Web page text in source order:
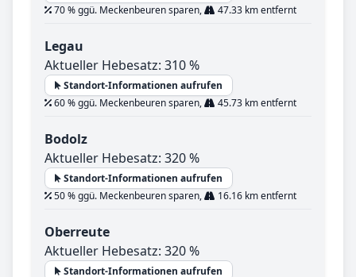
70 % ggü. Meckenbeuren sparen,
47.33 km entfernt
Legau
Aktueller Hebesatz: 310 %
Standort-Informationen aufrufen
60 % ggü. Meckenbeuren sparen,
45.73 km entfernt
Bodolz
Aktueller Hebesatz: 320 %
Standort-Informationen aufrufen
50 % ggü. Meckenbeuren sparen,
16.16 km entfernt
Oberreute
Aktueller Hebesatz: 320 %
Standort-Informationen aufrufen